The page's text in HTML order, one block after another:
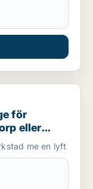
i Svalöv,
för
eller
me en lyft